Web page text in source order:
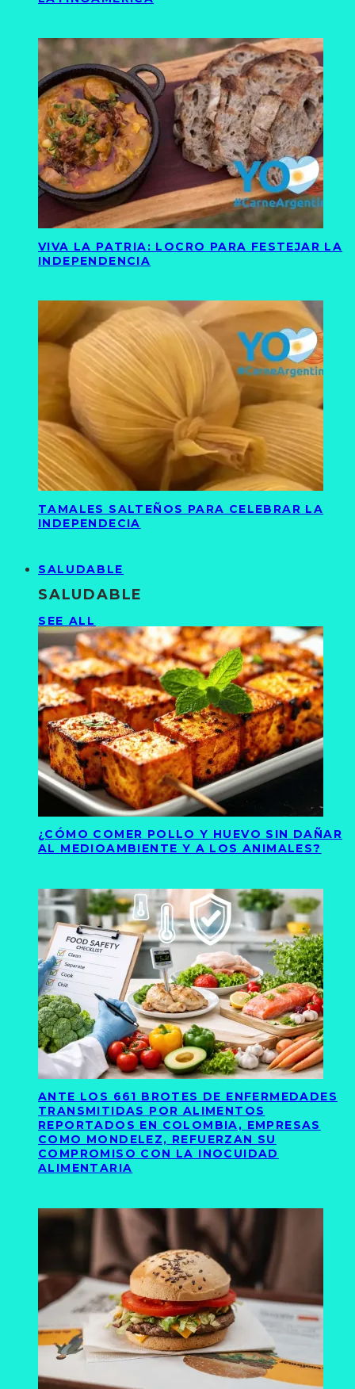
VIVA LA PATRIA: LOCRO PARA FESTEJAR LA
INDEPENDENCIA
TAMALES SALTEÑOS PARA CELEBRAR LA
INDEPENDECIA
SALUDABLE
SALUDABLE
SEE ALL
¿CÓMO COMER POLLO Y HUEVO SIN DAÑAR
AL MEDIOAMBIENTE Y A LOS ANIMALES?
ANTE LOS 661 BROTES DE ENFERMEDADES
TRANSMITIDAS POR ALIMENTOS
REPORTADOS EN COLOMBIA, EMPRESAS
COMO MONDELEZ, REFUERZAN SU
COMPROMISO CON LA INOCUIDAD
ALIMENTARIA